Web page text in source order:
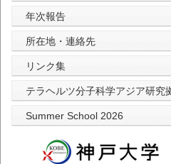
年次報告
所在地・連絡先
リンク集
テラヘルツ分子科学アジア研究
Summer School 2026